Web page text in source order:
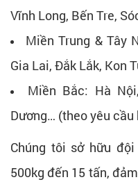
Vĩnh Long, Bến Tre,
Miền Trung & Tây
Gia Lai, Đắk Lắk, Kon
Miền Bắc: Hà
Dương… (theo yêu cầu
Chúng tôi sở hữu
500kg đến 15 tấn,